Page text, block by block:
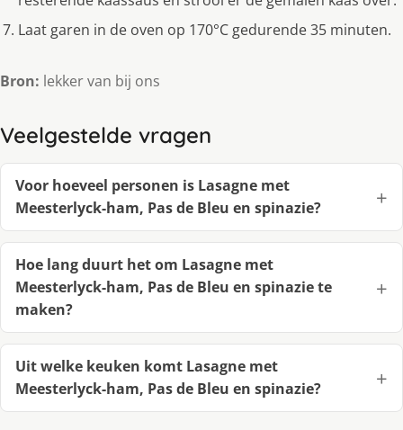
Laat garen in de oven op 170°C gedurende 35 minuten.
Bron: lekker van bij ons
Veelgestelde vragen
Voor hoeveel personen is Lasagne met
Meesterlyck-ham, Pas de Bleu en spinazie?
Hoe lang duurt het om Lasagne met
Meesterlyck-ham, Pas de Bleu en spinazie te
maken?
Uit welke keuken komt Lasagne met
Meesterlyck-ham, Pas de Bleu en spinazie?